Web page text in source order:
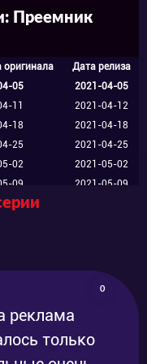
к своей новой
неизвестном
людей,
и он.
задачей? И
после такого
смотрите на
без
картинки
Преемник
Дата релиза
05
2021-04-05
11
2021-04-12
18
2021-04-18
25
2021-04-25
02
2021-05-02
09
2021-05-09
16
31
13
2021-06-13
0
реклама
только